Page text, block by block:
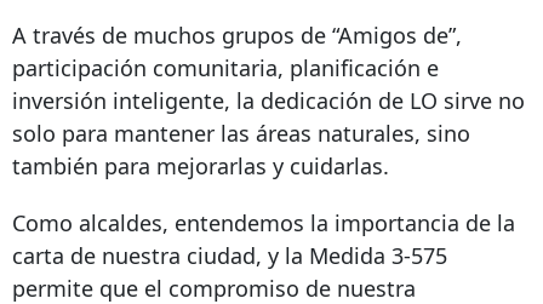
A través de muchos grupos de “Amigos de”,
participación comunitaria, planificación e
inversión inteligente, la dedicación de LO sirve no
solo para mantener las áreas naturales, sino
también para mejorarlas y cuidarlas.
Como alcaldes, entendemos la importancia de la
carta de nuestra ciudad, y la Medida 3-575
permite que el compromiso de nuestra